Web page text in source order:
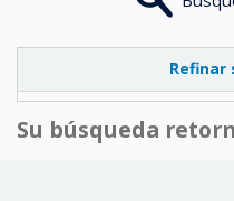
Refinar
Su búsqueda